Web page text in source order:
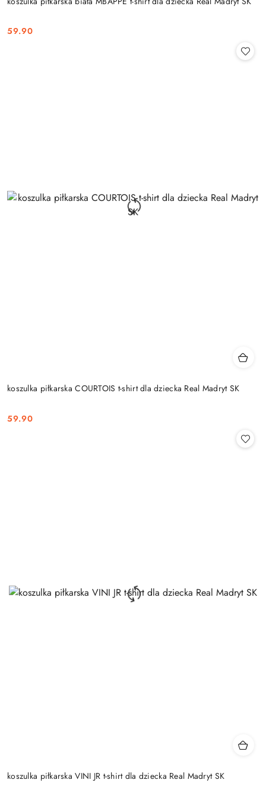
Cena:
59.90
koszulka piłkarska COURTOIS t-shirt dla dziecka Real Madryt SK
Cena:
59.90
koszulka piłkarska VINI JR t-shirt dla dziecka Real Madryt SK